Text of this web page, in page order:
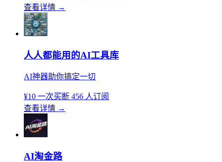
查看详情 →
人人都能用的AI工具库
AI神器助你搞定一切
¥10 一次买断 456 人订阅
查看详情 →
AI淘金路